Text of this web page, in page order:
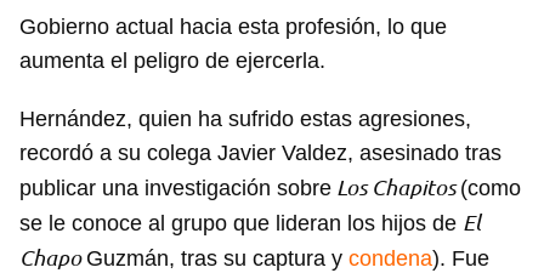
Gobierno actual hacia esta profesión, lo que
aumenta el peligro de ejercerla.
Hernández, quien ha sufrido estas agresiones,
recordó a su colega Javier Valdez, asesinado tras
publicar una investigación sobre Los Chapitos(como
se le conoce al grupo que lideran los hijos de El
Chapo Guzmán, tras su captura y condena). Fue